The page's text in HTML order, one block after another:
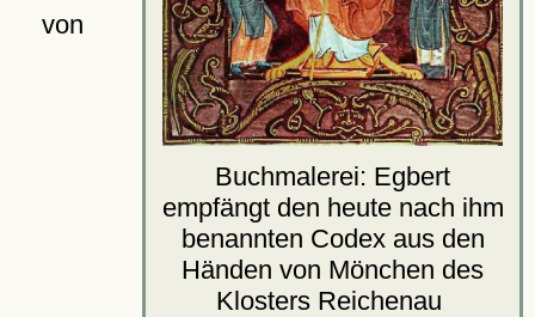
Buchmalerei: Egbert
empfängt den heute nach ihm
benannten Codex aus den
Händen von Mönchen des
Klosters Reichenau
von